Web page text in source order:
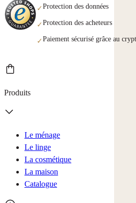
✓Protection des données
✓Protection des acheteurs
✓Paiement sécurisé grâce au
Produits
Le ménage
Le linge
La cosmétique
La maison
Catalogue